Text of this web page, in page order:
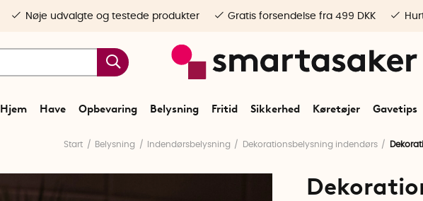
Hjem Have Opbevaring Belysning Fritid Sikkerhed Køretøjer Gavetips
Nøje udvalgte og testede produkter Gratis forsendelse fra 499 DKK
Start Belysning Indendørsbelysning Dekorationsbelysning indendørs